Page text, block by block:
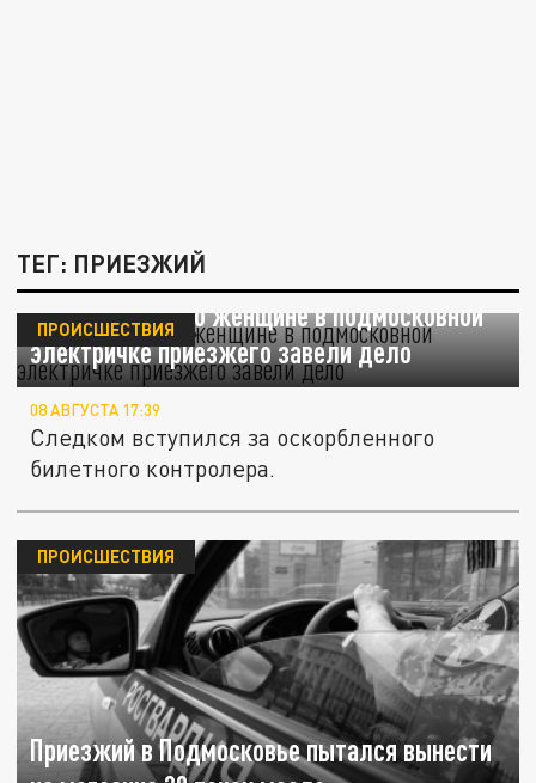
ТЕГ: ПРИЕЗЖИЙ
На угрожавшего женщине в подмосковной
электричке приезжего завели дело
ПРОИСШЕСТВИЯ
08 АВГУСТА 17:39
Следком вступился за оскорбленного
билетного контролера.
Приезжий в Подмосковье пытался вынести
ПРОИСШЕСТВИЯ